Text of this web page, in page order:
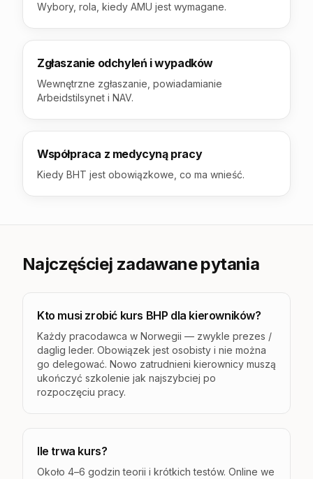
Wybory, rola, kiedy AMU jest wymagane.
Zgłaszanie odchyleń i wypadków
Wewnętrzne zgłaszanie, powiadamianie
Arbeidstilsynet i NAV.
Współpraca z medycyną pracy
Kiedy BHT jest obowiązkowe, co ma wnieść.
Najczęściej zadawane pytania
Kto musi zrobić kurs BHP dla kierowników?
Każdy pracodawca w Norwegii — zwykle prezes /
daglig leder. Obowiązek jest osobisty i nie można
go delegować. Nowo zatrudnieni kierownicy muszą
ukończyć szkolenie jak najszybciej po
rozpoczęciu pracy.
Ile trwa kurs?
Około 4–6 godzin teorii i krótkich testów. Online we